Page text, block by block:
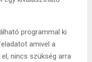
programmal ki
amivel a
nincs szükség arra